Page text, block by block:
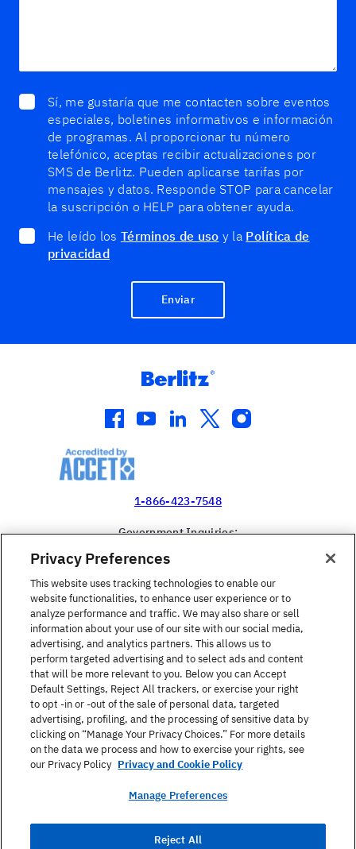
Sí, me gustaría que me contacten sobre eventos
especiales, boletines informativos e información
de programas. Al proporcionar tu número
telefónico, aceptas recibir actualizaciones por
SMS de Berlitz. Pueden aplicarse tarifas por
mensajes y datos. Responde STOP para cancelar
la suscripción o HELP para obtener ayuda.
He leído los Términos de uso y la Política de
privacidad
Enviar
facebook
youtube
linkedin
twitterinstagram
1-866-423-7548
Government Inquiries:
United States
Buscar un curso
Acerca de Berlitz
Contacto
Política de privacidad
Términos de uso
Privacy Preferences
This website uses tracking technologies to enable our
website functionalities, to enhance user experience or to
analyze performance and traffic. We may also share or sell
information about your use of our site with our social media,
advertising, and analytics partners. This allows us to
perform targeted advertising and to select ads and content
that will be more relevant to you. Below you can Accept
Default Settings, Reject All trackers, or exercise your right
to opt -in or -out of the sale of personal data, targeted
advertising, profiling, and the processing of sensitive data by
clicking on “Manage Your Privacy Choices.” For more details
on the data we process and how to exercise your rights, see
our Privacy Policy Privacy and Cookie Policy
Manage Preferences
Reject All